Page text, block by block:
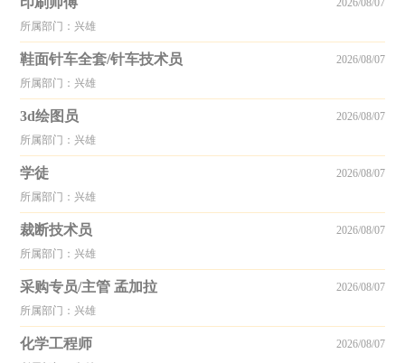
所属部门：兴雄
2026/08/07
鞋面针车全套/针车技术员
所属部门：兴雄
2026/08/07
3d绘图员
所属部门：兴雄
2026/08/07
学徒
所属部门：兴雄
2026/08/07
裁断技术员
所属部门：兴雄
2026/08/07
采购专员/主管 孟加拉
所属部门：兴雄
2026/08/07
化学工程师 2026/08/07